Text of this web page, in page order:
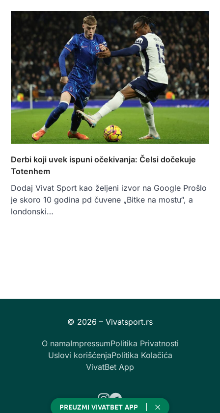
Derbi koji uvek ispuni očekivanja: Čelsi dočekuje
Totenhem
Dodaj Vivat Sport kao željeni izvor na Google Prošlo
je skoro 10 godina pd čuvene „Bitke na mostu“, a
londonski…
O namaImpressumPolitika Privatnosti
Uslovi korišćenjaPolitika Kolačića
VivatBet App
PREUZMI VIVATBET APP